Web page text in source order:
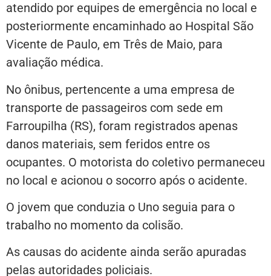
atendido por equipes de emergência no local e
posteriormente encaminhado ao Hospital São
Vicente de Paulo, em Três de Maio, para
avaliação médica.
No ônibus, pertencente a uma empresa de
transporte de passageiros com sede em
Farroupilha (RS), foram registrados apenas
danos materiais, sem feridos entre os
ocupantes. O motorista do coletivo permaneceu
no local e acionou o socorro após o acidente.
O jovem que conduzia o Uno seguia para o
trabalho no momento da colisão.
As causas do acidente ainda serão apuradas
pelas autoridades policiais.